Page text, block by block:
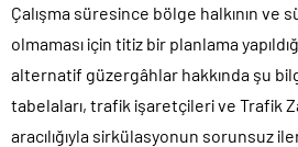
Çalışma süresince bölge halkının ve
olmaması için titiz bir planlama
alternatif güzergâhlar hakkında şu
tabelaları, trafik işaretçileri ve Trafik
aracılığıyla sirkülasyonun sorunsuz